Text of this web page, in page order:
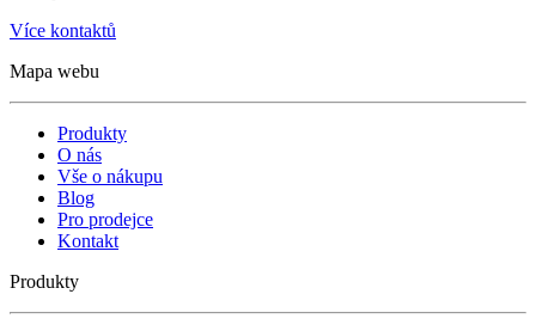
Více kontaktů
Mapa webu
Produkty
O nás
Vše o nákupu
Blog
Pro prodejce
Kontakt
Produkty